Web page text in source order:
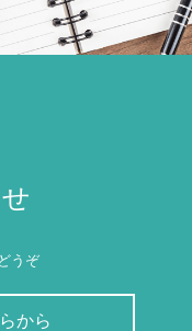
うぞ
から